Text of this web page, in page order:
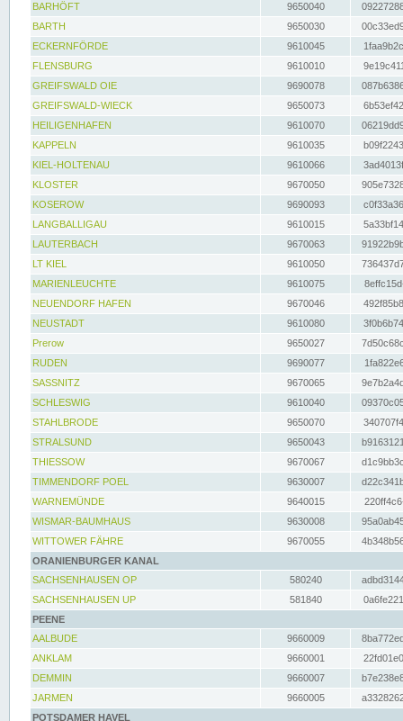
BARHÖFT
9650040
BARTH
9650030
ECKERNFÖRDE
9610045
FLENSBURG
9610010
GREIFSWALD OIE
9690078
GREIFSWALD-WIECK
9650073
HEILIGENHAFEN
9610070
KAPPELN
9610035
KIEL-HOLTENAU
9610066
KLOSTER
9670050
KOSEROW
9690093
LANGBALLIGAU
9610015
LAUTERBACH
9670063
LT KIEL
9610050
MARIENLEUCHTE
9610075
NEUENDORF HAFEN
9670046
NEUSTADT
9610080
Prerow
9650027
RUDEN
9690077
SASSNITZ
9670065
SCHLESWIG
9610040
STAHLBRODE
9650070
STRALSUND
9650043
THIESSOW
9670067
TIMMENDORF POEL
9630007
WARNEMÜNDE
9640015
WISMAR-BAUMHAUS
9630008
WITTOWER FÄHRE
9670055
ORANIENBURGER KANAL
SACHSENHAUSEN OP
580240
SACHSENHAUSEN UP
581840
PEENE
AALBUDE
9660009
ANKLAM
9660001
DEMMIN
9660007
JARMEN
9660005
POTSDAMER HAVEL